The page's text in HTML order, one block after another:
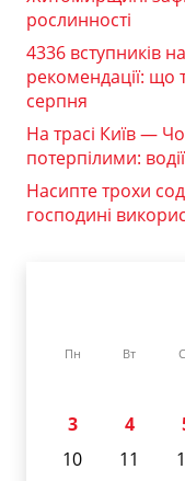
рослинності
4336 вступників
рекомендації: що
серпня
На трасі Київ —
потерпілими:
Насипте трохи
господині
Пн Вт
3
4
10
11